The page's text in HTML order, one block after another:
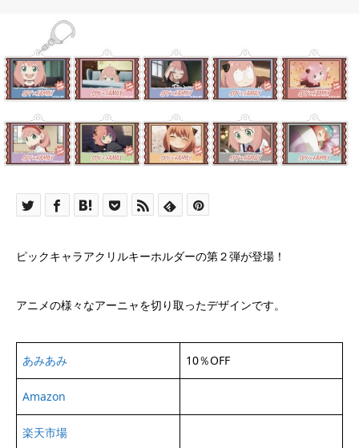
ピックキャラアクリルキーホルダーの第２弾が登場！
アニメの様々なアーニャを切り取ったデザインです。
あみあみ 10％OFF
Amazon
楽天市場